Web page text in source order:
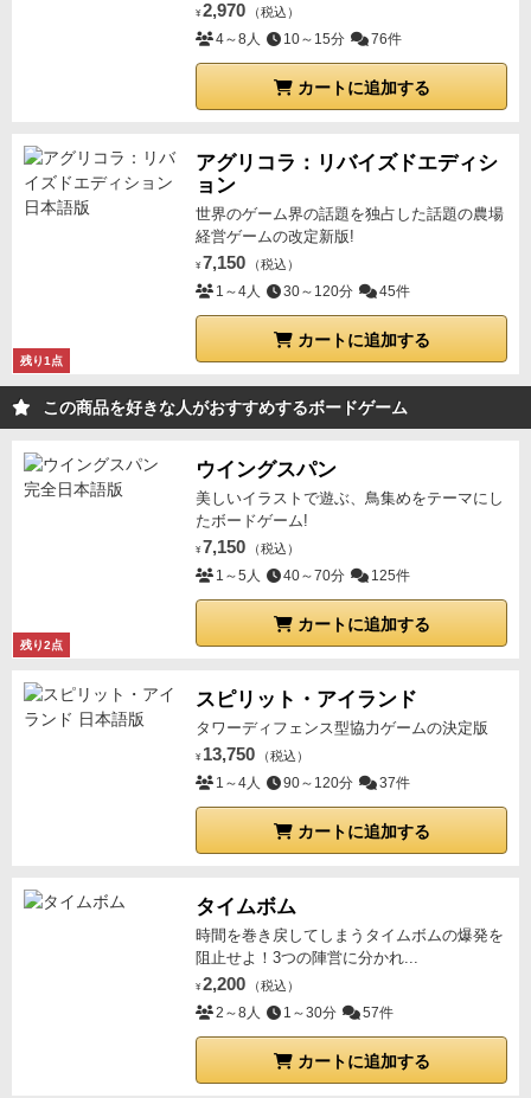
¥ 2,970 （税込）
4～8人 10～15分 76件
カートに追加する
残り1点
アグリコラ：リバイズドエディシ
ョン
世界のゲーム界の話題を独占した話題の農場
経営ゲームの改定新版!
¥ 7,150 （税込）
1～4人 30～120分 45件
カートに追加する
この商品を好きな人がおすすめするボードゲーム
残り2点
ウイングスパン
美しいイラストで遊ぶ、鳥集めをテーマにし
たボードゲーム!
¥ 7,150 （税込）
1～5人 40～70分 125件
カートに追加する
スピリット・アイランド
タワーディフェンス型協力ゲームの決定版
¥ 13,750 （税込）
1～4人 90～120分 37件
カートに追加する
タイムボム
時間を巻き戻してしまうタイムボムの爆発を
阻止せよ！3つの陣営に分かれ...
¥ 2,200 （税込）
2～8人 1～30分 57件
カートに追加する